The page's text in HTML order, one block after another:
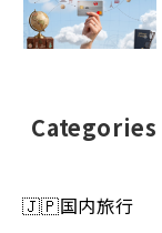
Categories
🇯🇵国内旅行